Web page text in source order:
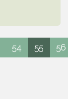
54 55 56